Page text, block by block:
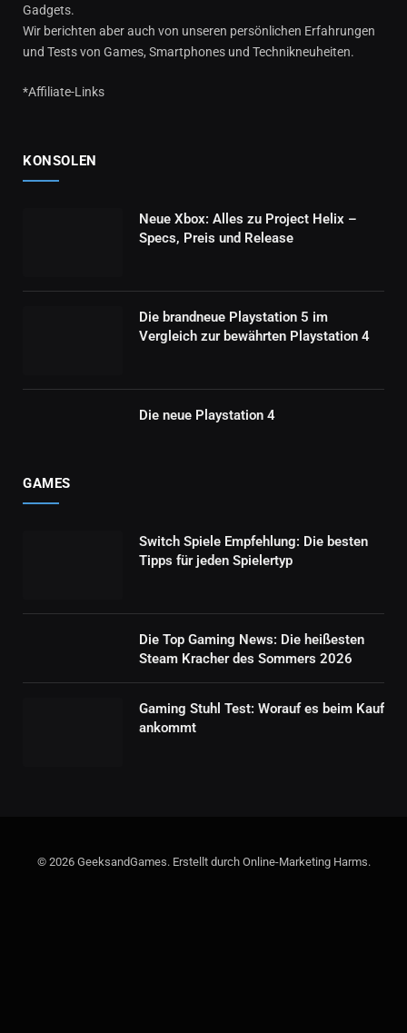
Gadgets.
Wir berichten aber auch von unseren persönlichen Erfahrungen
und Tests von Games, Smartphones und Technikneuheiten.
*Affiliate-Links
KONSOLEN
Neue Xbox: Alles zu Project Helix –
Specs, Preis und Release
Die brandneue Playstation 5 im
Vergleich zur bewährten Playstation 4
Die neue Playstation 4
GAMES
Switch Spiele Empfehlung: Die besten
Tipps für jeden Spielertyp
Die Top Gaming News: Die heißesten
Steam Kracher des Sommers 2026
Gaming Stuhl Test: Worauf es beim Kauf
ankommt
© 2026 GeeksandGames. Erstellt durch Online-Marketing Harms.